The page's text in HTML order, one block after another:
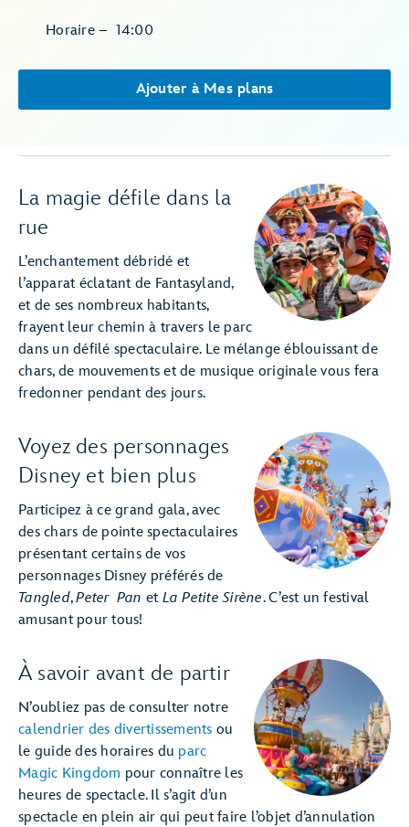
Horaire – 14:00
Ajouter à Mes plans
La magie défile dans la
rue
L’enchantement débridé et
l’apparat éclatant de Fantasyland,
et de ses nombreux habitants,
frayent leur chemin à travers le parc
dans un défilé spectaculaire. Le mélange éblouissant de
chars, de mouvements et de musique originale vous fera
fredonner pendant des jours.
Voyez des personnages
Disney et bien plus
Participez à ce grand gala, avec
des chars de pointe spectaculaires
présentant certains de vos
personnages Disney préférés de
Tangled,Peter Pan et La Petite Sirène. C’est un festival
amusant pour tous!
À savoir avant de partir
N’oubliez pas de consulter notre
calendrier des divertissements ou
le guide des horaires du parc
Magic Kingdom pour connaître les
heures de spectacle. Il s’agit d’un
spectacle en plein air qui peut faire l’objet d’annulation